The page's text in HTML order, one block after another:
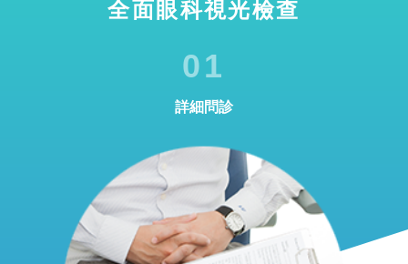
全面眼科視光檢查
01
詳細問診